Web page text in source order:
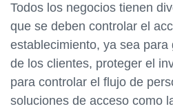
Todos los negocios tienen
que se deben controlar el
establecimiento, ya sea para
de los clientes, proteger el
para controlar el flujo de
soluciones de acceso como